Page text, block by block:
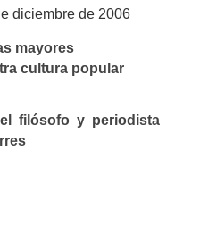
diciembre de 2006
mayores
cultura popular
filósofo y periodista